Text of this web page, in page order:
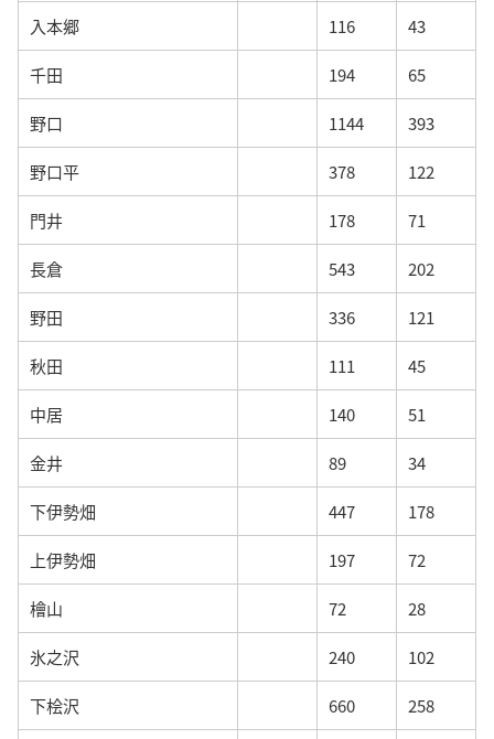
入本郷 116 43
千田 194 65
野口 1144 393
野口平 378 122
門井 178 71
長倉 543 202
野田 336 121
秋田 111 45
中居 140 51
金井 89 34
下伊勢畑 447 178
上伊勢畑 197 72
檜山 72 28
氷之沢 240 102
下桧沢 660 258